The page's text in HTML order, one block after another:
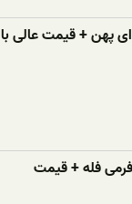
پهن + قیمت عالی با
فرمی فله + قیمت